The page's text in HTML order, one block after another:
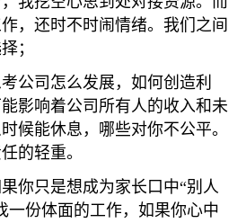
，还时不时闹情绪。我们之间
；
公司怎么发展，如何创造利
影响着公司所有人的收入和未
候能休息，哪些对你不公平。
的轻重。
你只是想成为家长口中“别人
一份体面的工作，如果你心中